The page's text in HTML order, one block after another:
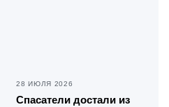
28 ИЮЛЯ 2026
Спасатели достали из